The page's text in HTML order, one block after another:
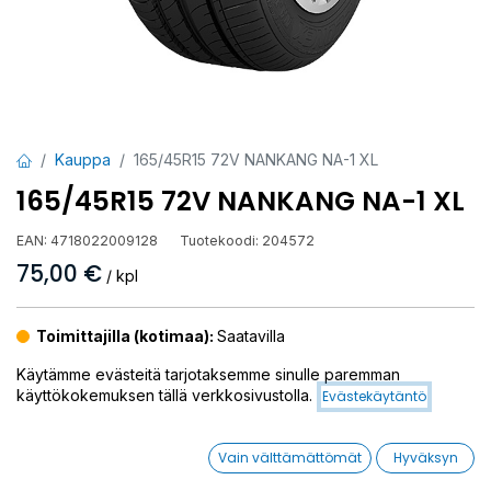
Kauppa 165/45R15 72V NANKANG NA-1 XL
165/45R15 72V NANKANG NA-1 XL
EAN: 4718022009128 Tuotekoodi: 204572
75,00 € / kpl
Toimittajilla (kotimaa): Saatavilla
Asennuspalvelu
Käytämme evästeitä tarjotaksemme sinulle paremman
käyttökokemuksen tällä verkkosivustolla. Evästekäytäntö
Vain välttämättömät Hyväksyn